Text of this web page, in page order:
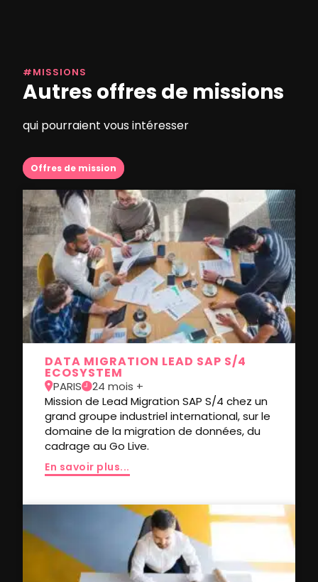
#MISSIONS
Autres offres de missions
qui pourraient vous intéresser
Offres de mission
DATA MIGRATION LEAD SAP S/4
ECOSYSTEM
PARIS
24 mois +
Mission de Lead Migration SAP S/4 chez un
grand groupe industriel international, sur le
domaine de la migration de données, du
cadrage au Go Live.
En savoir plus...